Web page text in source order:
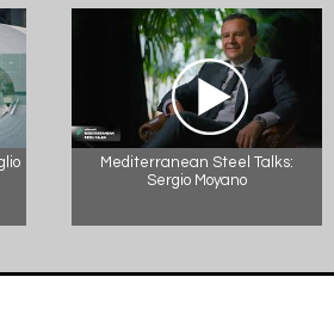
Mediterranean Steel Talks:
Sergio Moyano